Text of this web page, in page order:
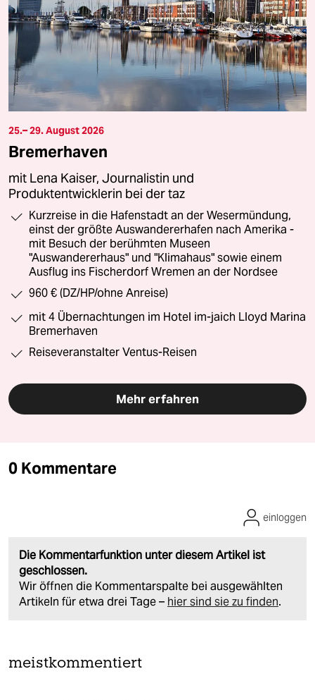
25.– 29. August 2026
Bremerhaven
mit Lena Kaiser, Journalistin und
Produktentwicklerin bei der taz
Kurzreise in die Hafenstadt an der Wesermündung,
einst der größte Auswandererhafen nach Amerika -
mit Besuch der berühmten Museen
"Auswandererhaus" und "Klimahaus" sowie einem
Ausflug ins Fischerdorf Wremen an der Nordsee
960 € (DZ/HP/ohne Anreise)
mit 4 Übernachtungen im Hotel im-jaich Lloyd Marina
Bremerhaven
Reiseveranstalter Ventus-Reisen
Mehr erfahren
0 Kommentare
Die Kommentarfunktion unter diesem Artikel ist
geschlossen.
Wir öffnen die Kommentarspalte bei ausgewählten
Artikeln für etwa drei Tage – hier sind sie zu finden.
einloggen
meistkommentiert